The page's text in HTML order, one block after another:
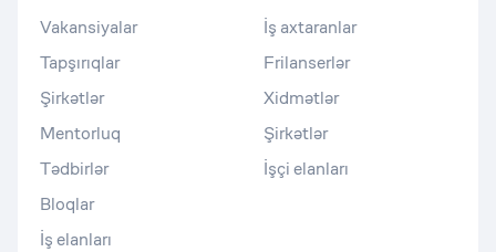
Vakansiyalar
Tapşırıqlar
Şirkətlər
Mentorluq
Tədbirlər
Bloqlar
İş elanları
İş axtaranlar
Frilanserlər
Xidmətlər
Şirkətlər
İşçi elanları